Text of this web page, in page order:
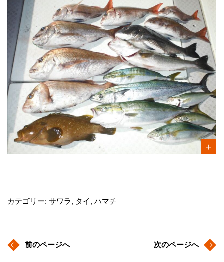
カテゴリー: サワラ, タイ, ハマチ
前のページへ 次のページへ